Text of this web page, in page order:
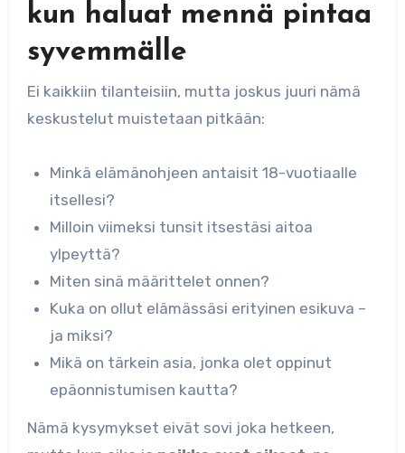
kun haluat mennä pintaa
syvemmälle
Ei kaikkiin tilanteisiin, mutta joskus juuri nämä
keskustelut muistetaan pitkään:
Minkä elämänohjeen antaisit 18-vuotiaalle
itsellesi?
Milloin viimeksi tunsit itsestäsi aitoa
ylpeyttä?
Miten sinä määrittelet onnen?
Kuka on ollut elämässäsi erityinen esikuva –
ja miksi?
Mikä on tärkein asia, jonka olet oppinut
epäonnistumisen kautta?
Nämä kysymykset eivät sovi joka hetkeen,